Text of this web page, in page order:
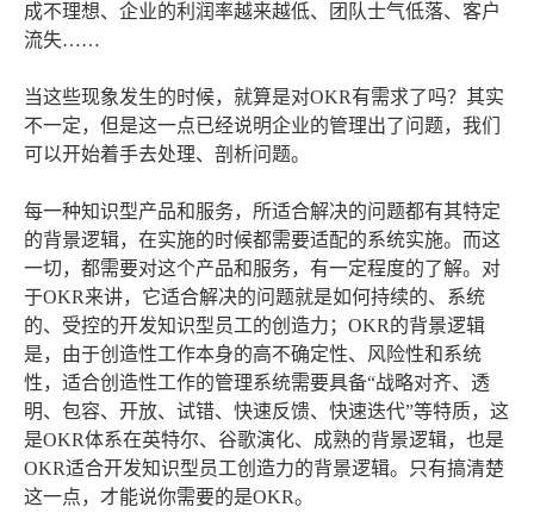
成不理想、企业的利润率越来越低、团队士气低落、客户
流失……
当这些现象发生的时候，就算是对OKR有需求了吗？其实
不一定，但是这一点已经说明企业的管理出了问题，我们
可以开始着手去处理、剖析问题。
每一种知识型产品和服务，所适合解决的问题都有其特定
的背景逻辑，在实施的时候都需要适配的系统实施。而这
一切，都需要对这个产品和服务，有一定程度的了解。对
于OKR来讲，它适合解决的问题就是如何持续的、系统
的、受控的开发知识型员工的创造力；OKR的背景逻辑
是，由于创造性工作本身的高不确定性、风险性和系统
性，适合创造性工作的管理系统需要具备“战略对齐、透
明、包容、开放、试错、快速反馈、快速迭代”等特质，这
是OKR体系在英特尔、谷歌演化、成熟的背景逻辑，也是
OKR适合开发知识型员工创造力的背景逻辑。只有搞清楚
这一点，才能说你需要的是OKR。